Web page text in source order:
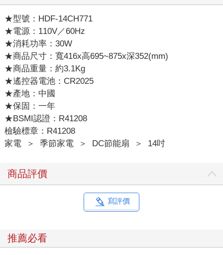
★型號：HDF-14CH771
★電源：110V／60Hz
★消耗功率：30W
★商品尺寸：寬416x高695~875x深352(mm)
★商品重量：約3.1Kg
★遙控器電池：CR2025
★產地：中國
★保固：一年
★BSMI認證：R41208
檢驗標章：R41208
家電
＞ 季節家電 ＞ DC節能扇 ＞ 14吋
商品評價
寫評價
推薦必看